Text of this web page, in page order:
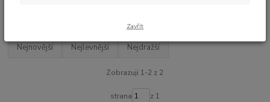
Nejnovější Nejlevnější Nejdražší
Zobrazuji 1-2 z 2
strana z 1
Zavřít